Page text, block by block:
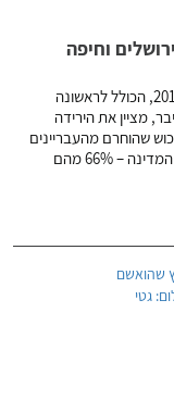
וחיפה
דוח הסיכום השנתי של פרקליטות המדינה לשנת 2016, הכולל לראשונה
מציין את הירידה
שהוחרם מהעבריינים
וגם מאפיין את הפרקליטים המועסקים בפרקליטות המדינה – 66% מהם